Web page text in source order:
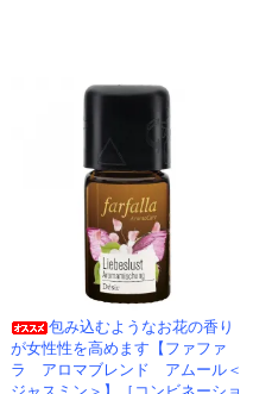
包み込むようなお花の香り
が女性性を高めます【ファファ
ラ アロマブレンド アムール＜